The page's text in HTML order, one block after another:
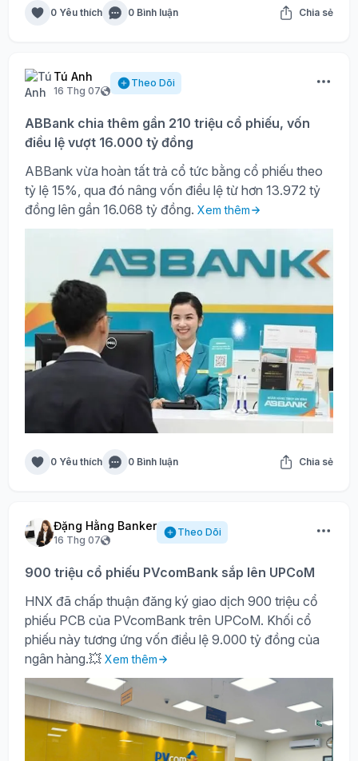
0 Yêu thích 0 Bình luận Chia sẻ
Tú Anh
16 Thg 07
Theo Dõi
ABBank chia thêm gần 210 triệu cổ phiếu, vốn
điều lệ vượt 16.000 tỷ đồng
ABBank vừa hoàn tất trả cổ tức bằng cổ phiếu theo
tỷ lệ 15%, qua đó nâng vốn điều lệ từ hơn 13.972 tỷ
đồng lên gần 16.068 tỷ đồng. Xem thêm
0 Yêu thích 0 Bình luận Chia sẻ
Đặng Hằng Banker
16 Thg 07
Theo Dõi
900 triệu cổ phiếu PVcomBank sắp lên UPCoM
HNX đã chấp thuận đăng ký giao dịch 900 triệu cổ
phiếu PCB của PVcomBank trên UPCoM. Khối cổ
phiếu này tương ứng vốn điều lệ 9.000 tỷ đồng của
ngân hàng.💥 Xem thêm